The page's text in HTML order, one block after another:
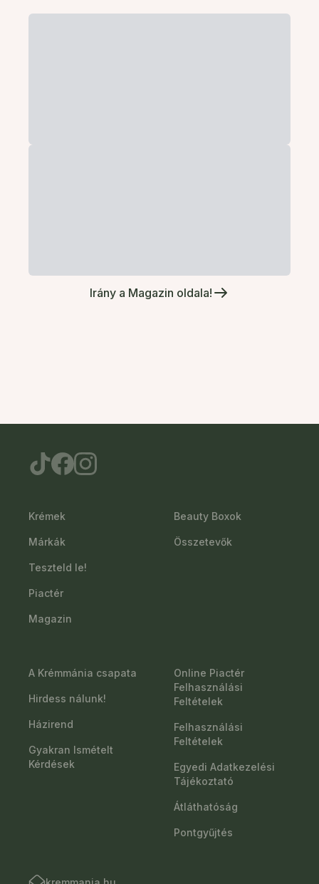
Irány a Magazin oldala!
Krémek
Márkák
Teszteld le!
Piactér
Magazin
Beauty Boxok
Összetevők
A Krémmánia csapata
Hirdess nálunk!
Házirend
Gyakran Ismételt
Kérdések
Online Piactér
Felhasználási
Feltételek
Felhasználási
Feltételek
Egyedi Adatkezelési
Tájékoztató
Átláthatóság
Pontgyűjtés